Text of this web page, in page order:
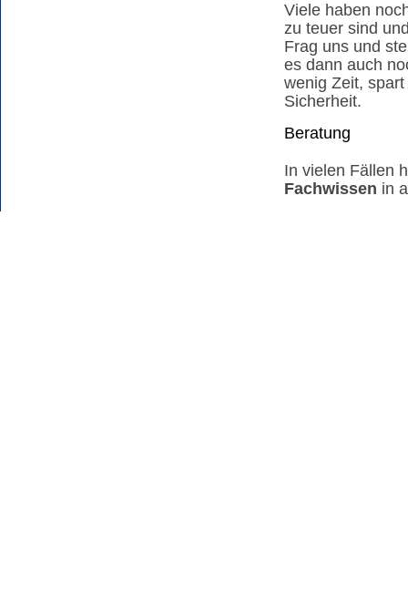
Viele haben
zu teuer sind
Frag uns und
es dann auch
wenig Zeit,
Sicherheit.
Beratung
In vielen Fällen
Fachwissen in